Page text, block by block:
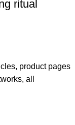
ritual
product pages
all